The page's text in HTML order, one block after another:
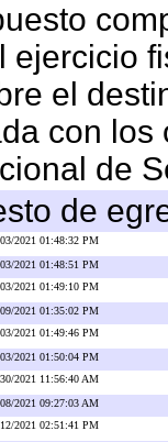
ejercicio
el
con
de
de
2021 01:48:32 PM
2021 01:48:51 PM
2021 01:49:10 PM
2021 01:35:02 PM
2021 01:49:46 PM
2021 01:50:04 PM
2021 11:56:40 AM
2021 09:27:03 AM
2021 02:51:41 PM